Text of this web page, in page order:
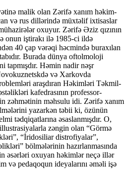
malik olan Zərifə xanım həkim-
və rus dillərində müxtəlif ixtisaslar
oxuyur. Zərifə Əziz qızının
onun iştirakı ilə 1985-ci ildə
40 çap vərəqi həcmində buraxılan
Burada dünya oftolmoloji
tapmışdır. Həmin nadir nəşr
və Xarkovda
araşdıran Həkimləri Tək­­mil­
kafedrasının professor-
zəhmətinin məhsulu idi. Zərifə xanım
yazarkən təbii ki, özünün
təd­qi­qat­la­rına əsaslanmışdır. O,
zən­gin olan “Görmə
“İridosiliar distrofi­ya­lar”,
bölmələrinin hazırlanmasında
əsərləri oxuyan həkimlər neçə illər
və pe­daqoqun ideyalarını əməli işə